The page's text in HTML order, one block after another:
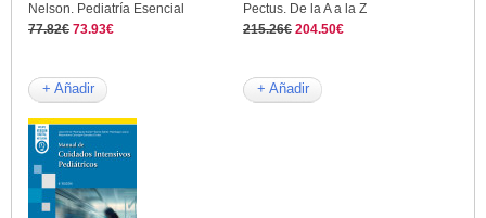
Nelson. Pediatría Esencial
77.82€ 73.93€
+ Añadir
Pectus. De la A a la Z
215.26€ 204.50€
+ Añadir